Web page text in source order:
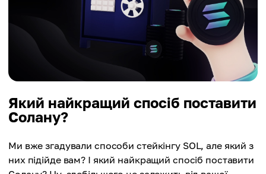
Який найкращий спосіб поставити
Солану?
Ми вже згадували способи стейкінгу SOL, але який з
них підійде вам? І який найкращий спосіб поставити